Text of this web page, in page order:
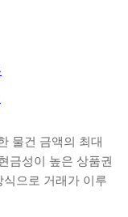
물건 금액의 최대
금성이 높은 상품권
으로 거래가 이루